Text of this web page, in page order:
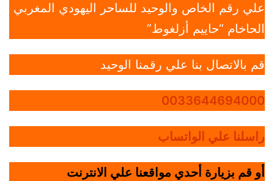
علي رقم الخاص والوحيد للساحر اليهودي المغربي
الحاخام “حاييم أزلغوط”
قم بالاتصال بنا علي رقمنا الوحيد
0033644694000
راسلنا علي الواتساب
أو قم بزيارة أحدي مواقعنا علي الانترنت